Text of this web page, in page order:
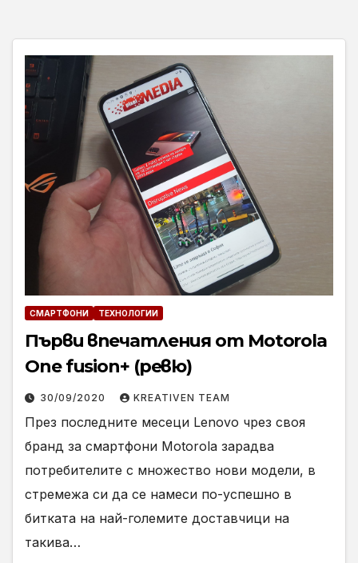
СМАРТФОНИ ТЕХНОЛОГИИ
Първи впечатления от Motorola
One fusion+ (ревю)
30/09/2020 KREATIVEN TEAM
През последните месеци Lenovo чрез своя
бранд за смартфони Motorola зарадва
потребителите с множество нови модели, в
стремежа си да се намеси по-успешно в
битката на най-големите доставчици на
такива…